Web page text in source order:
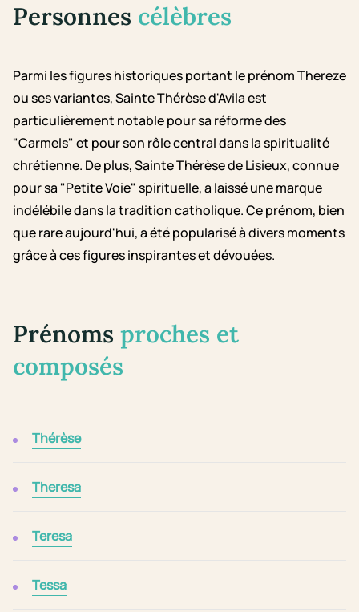
Personnes célèbres
Parmi les figures historiques portant le prénom Thereze
ou ses variantes, Sainte Thérèse d'Avila est
particulièrement notable pour sa réforme des
"Carmels" et pour son rôle central dans la spiritualité
chrétienne. De plus, Sainte Thérèse de Lisieux, connue
pour sa "Petite Voie" spirituelle, a laissé une marque
indélébile dans la tradition catholique. Ce prénom, bien
que rare aujourd'hui, a été popularisé à divers moments
grâce à ces figures inspirantes et dévouées.
Prénoms proches et
composés
Thérèse
Theresa
Teresa
Tessa